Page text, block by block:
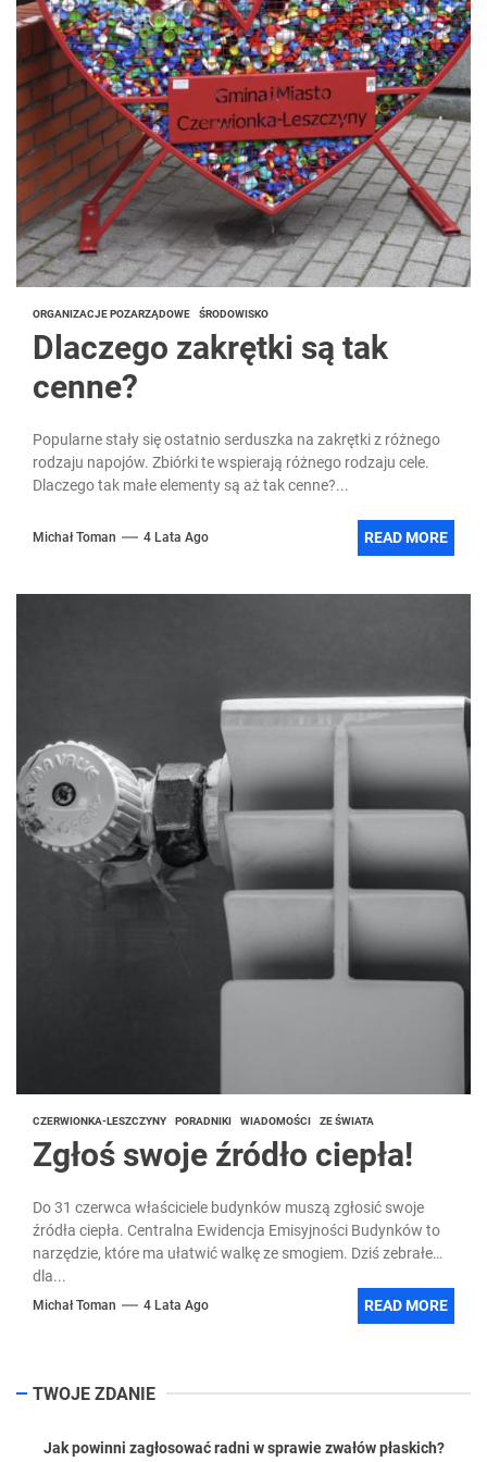
ORGANIZACJE POZARZĄDOWE ŚRODOWISKO
Dlaczego zakrętki są tak
cenne?
Popularne stały się ostatnio serduszka na zakrętki z różnego
rodzaju napojów. Zbiórki te wspierają różnego rodzaju cele.
Dlaczego tak małe elementy są aż tak cenne?...
Michał Toman 4 Lata Ago READ MORE
CZERWIONKA-LESZCZYNY PORADNIKI WIADOMOŚCI ZE ŚWIATA
Zgłoś swoje źródło ciepła!
Do 31 czerwca właściciele budynków muszą zgłosić swoje
źródła ciepła. Centralna Ewidencja Emisyjności Budynków to
narzędzie, które ma ułatwić walkę ze smogiem. Dziś zebrałem
dla...
Michał Toman 4 Lata Ago READ MORE
TWOJE ZDANIE
Jak powinni zagłosować radni w sprawie zwałów płaskich?